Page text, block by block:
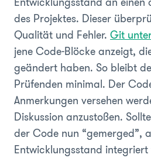
des Projektes. Dieser
Qualität und Fehler. Git
jene Code-Blöcke anzeigt,
geändert haben. So bleibt
Prüfenden minimal. Der
Anmerkungen versehen
Diskussion anzustoßen.
der Code nun “gemerged”,
Entwicklungsstand integriert